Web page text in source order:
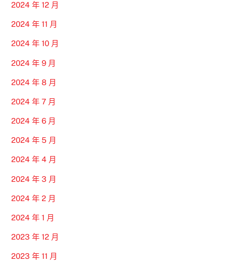
2024 年 12 月
2024 年 11 月
2024 年 10 月
2024 年 9 月
2024 年 8 月
2024 年 7 月
2024 年 6 月
2024 年 5 月
2024 年 4 月
2024 年 3 月
2024 年 2 月
2024 年 1 月
2023 年 12 月
2023 年 11 月